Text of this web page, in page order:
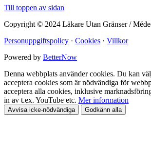
Till toppen av sidan
Copyright © 2024 Läkare Utan Gränser /
Personuppgiftspolicy · Cookies · Villkor
Powered by BetterNow
Denna webbplats använder cookies. Du kan
acceptera cookies som är nödvändiga för
acceptera alla cookies, inklusive
in av t.ex. YouTube etc. Mer information
Avvisa icke-nödvändiga Godkänn alla